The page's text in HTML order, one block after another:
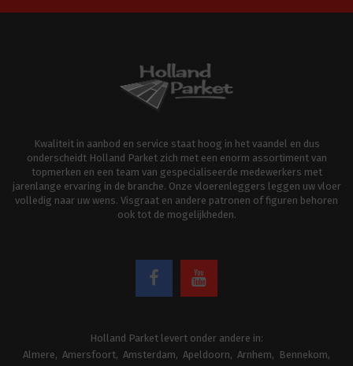
Kwaliteit in aanbod en service staat hoog in het vaandel en dus
onderscheidt Holland Parket zich met een enorm assortiment van
topmerken en een team van gespecialiseerde medewerkers met
jarenlange ervaring in de branche. Onze vloerenleggers leggen uw vloer
volledig naar uw wens. Visgraat en andere patronen of figuren behoren
ook tot de mogelijkheden.
Holland Parket levert onder andere in:
Almere
Amersfoort Amsterdam Apeldoorn Arnhem
Bennekom